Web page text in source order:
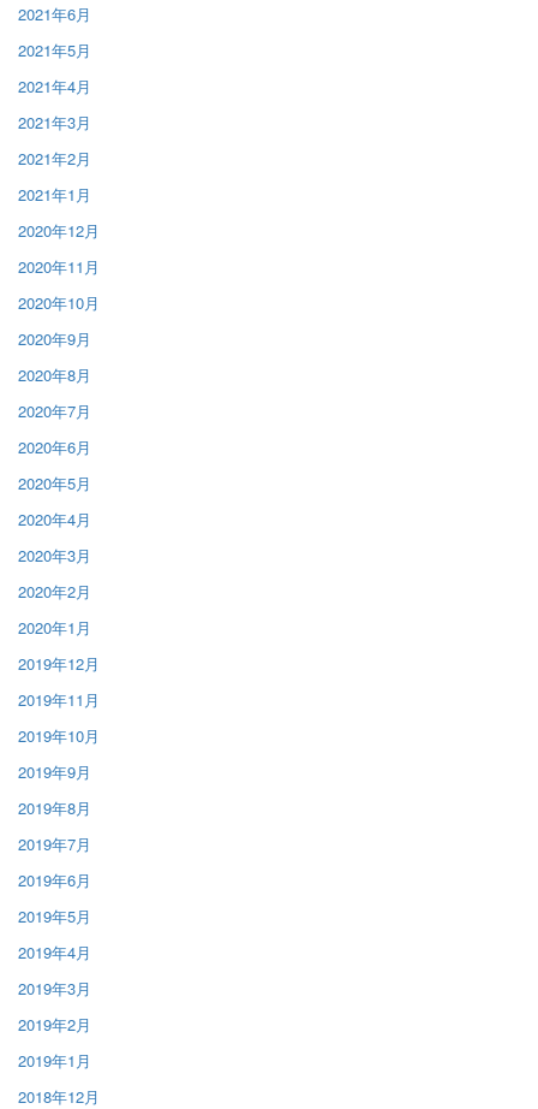
2021年6月
2021年5月
2021年4月
2021年3月
2021年2月
2021年1月
2020年12月
2020年11月
2020年10月
2020年9月
2020年8月
2020年7月
2020年6月
2020年5月
2020年4月
2020年3月
2020年2月
2020年1月
2019年12月
2019年11月
2019年10月
2019年9月
2019年8月
2019年7月
2019年6月
2019年5月
2019年4月
2019年3月
2019年2月
2019年1月
2018年12月